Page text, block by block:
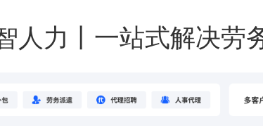
人力丨一站式解决劳